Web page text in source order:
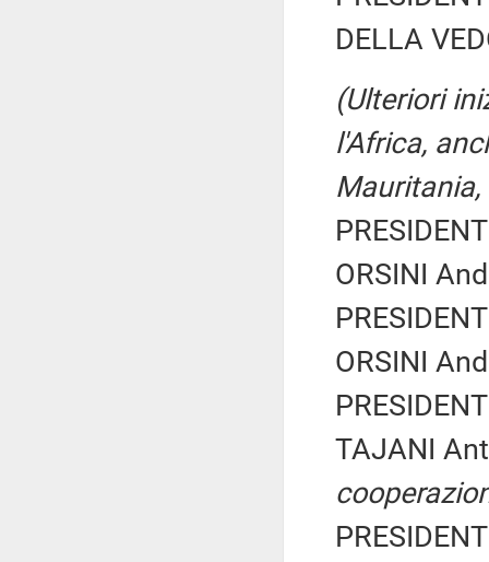
DELLA
(Ulteriori
l'Africa,
Mauritania,
ORSINI
ORSINI
TAJANI